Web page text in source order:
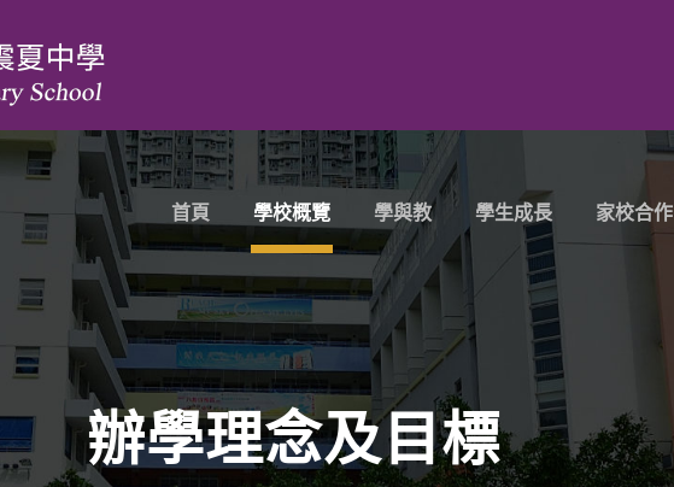
首頁 學校概覽 學與教 學生成長 家校合作
辦學理念及目標